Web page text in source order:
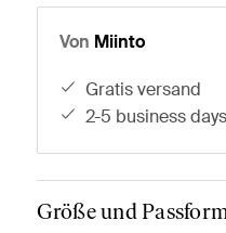
Von Miinto
gratis versand
2-5 business days
Größe und